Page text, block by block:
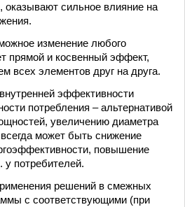
оказывают сильное влияние на
изменение любого
прямой и косвенный эффект,
всех элементов друг на друга.
эффективности
потребления – альтернативой
увеличению диаметра
может быть снижение
повышение
у потребителей.
решений в смежных
с соответствующими (при